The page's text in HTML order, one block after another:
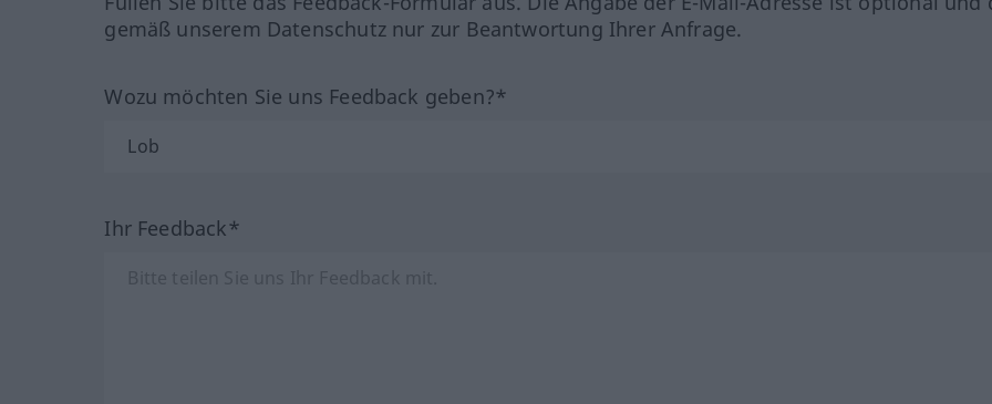
gemäß unserem Datenschutz nur zur Beantwortung Ihrer Anfrage.
Wozu möchten Sie uns Feedback geben?*
Ihr Feedback*